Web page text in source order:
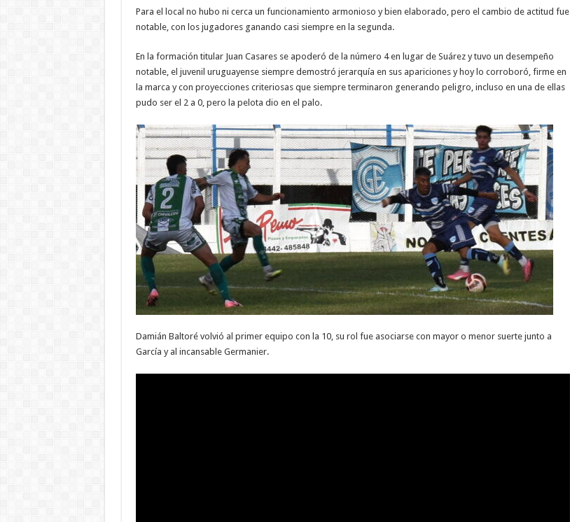
Para el local no hubo ni cerca un funcionamiento armonioso y bien elaborado, pero el cambio de actitud fue
notable, con los jugadores ganando casi siempre en la segunda.
En la formación titular Juan Casares se apoderó de la número 4 en lugar de Suárez y tuvo un desempeño
notable, el juvenil uruguayense siempre demostró jerarquía en sus apariciones y hoy lo corroboró, firme en
la marca y con proyecciones criteriosas que siempre terminaron generando peligro, incluso en una de ellas
pudo ser el 2 a 0, pero la pelota dio en el palo.
Damián Baltoré volvió al primer equipo con la 10, su rol fue asociarse con mayor o menor suerte junto a
García y al incansable Germanier.